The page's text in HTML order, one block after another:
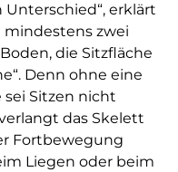
Unterschied“, erklärt
mindestens zwei
die Sitzfläche
Denn ohne eine
Sitzen nicht
das Skelett
Fortbewegung
Liegen oder beim